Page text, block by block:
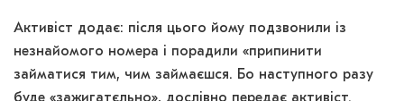
Активіст додає: після цього йому подзвонили із
незнайомого номера і порадили «припинити
займатися тим, чим займаєшся. Бо наступного разу